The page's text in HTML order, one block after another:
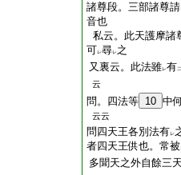
諸尊段。三部諸尊請
音也
私云。此天護摩諸
可レ尋レ之
又裏云。此法雖レ有二
云
問。四法等 10 中
云云
問四天王各別法有レ
者四天王供也。常被
多聞天之外自餘三